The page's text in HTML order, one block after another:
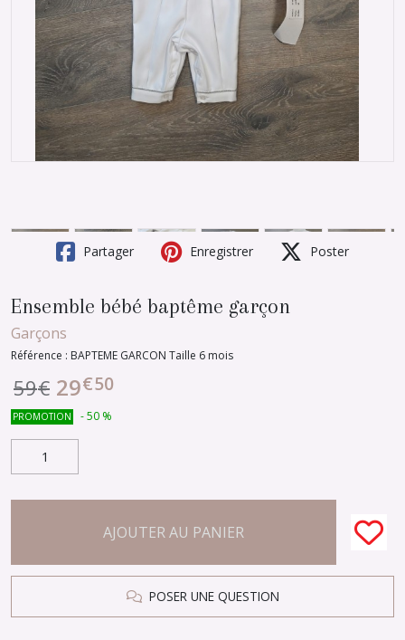
Partager Enregistrer Poster
Ensemble bébé baptême garçon
Garçons
Référence : BAPTEME GARCON Taille 6 mois
59€ 29€50
PROMOTION -50 %
AJOUTER AU PANIER
POSER UNE QUESTION